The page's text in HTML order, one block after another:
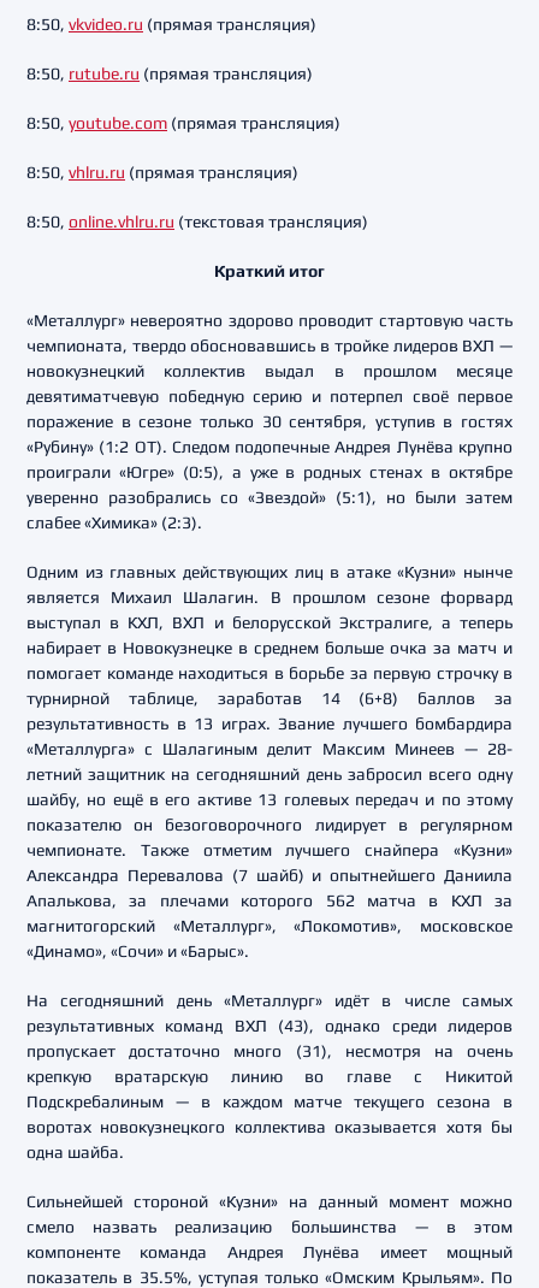
8:50, vkvideo.ru (прямая трансляция)
8:50, rutube.ru (прямая трансляция)
8:50, youtube.com (прямая трансляция)
8:50, vhlru.ru (прямая трансляция)
8:50, online.vhlru.ru (текстовая трансляция)
Краткий итог
«Металлург» невероятно здорово проводит стартовую часть
чемпионата, твердо обосновавшись в тройке лидеров ВХЛ —
новокузнецкий коллектив выдал в прошлом месяце
девятиматчевую победную серию и потерпел своё первое
поражение в сезоне только 30 сентября, уступив в гостях
«Рубину» (1:2 ОТ). Следом подопечные Андрея Лунёва крупно
проиграли «Югре» (0:5), а уже в родных стенах в октябре
уверенно разобрались со «Звездой» (5:1), но были затем
слабее «Химика» (2:3).
Одним из главных действующих лиц в атаке «Кузни» нынче
является Михаил Шалагин. В прошлом сезоне форвард
выступал в КХЛ, ВХЛ и белорусской Экстралиге, а теперь
набирает в Новокузнецке в среднем больше очка за матч и
помогает команде находиться в борьбе за первую строчку в
турнирной таблице, заработав 14 (6+8) баллов за
результативность в 13 играх. Звание лучшего бомбардира
«Металлурга» с Шалагиным делит Максим Минеев — 28-
летний защитник на сегодняшний день забросил всего одну
шайбу, но ещё в его активе 13 голевых передач и по этому
показателю он безоговорочного лидирует в регулярном
чемпионате. Также отметим лучшего снайпера «Кузни»
Александра Перевалова (7 шайб) и опытнейшего Даниила
Апалькова, за плечами которого 562 матча в КХЛ за
магнитогорский «Металлург», «Локомотив», московское
«Динамо», «Сочи» и «Барыс».
На сегодняшний день «Металлург» идёт в числе самых
результативных команд ВХЛ (43), однако среди лидеров
пропускает достаточно много (31), несмотря на очень
крепкую вратарскую линию во главе с Никитой
Подскребалиным — в каждом матче текущего сезона в
воротах новокузнецкого коллектива оказывается хотя бы
одна шайба.
Сильнейшей стороной «Кузни» на данный момент можно
смело назвать реализацию большинства — в этом
компоненте команда Андрея Лунёва имеет мощный
показатель в 35.5%, уступая только «Омским Крыльям». По